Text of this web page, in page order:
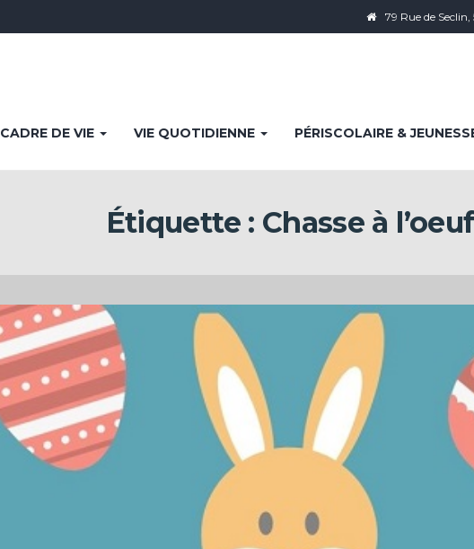
79 Rue de Seclin,
CADRE DE VIE VIE QUOTIDIENNE PÉRISCOLAIRE &
Étiquette : Chasse à l’oeuf